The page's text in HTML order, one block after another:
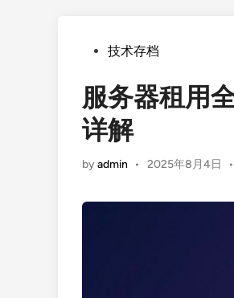
Posted技术存档
服务器租用
详解
byadmin • 2025年8月4日 •